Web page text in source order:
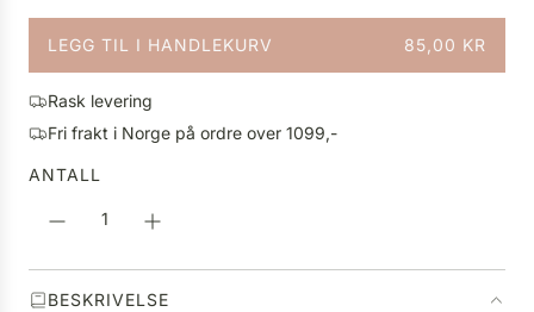
n
i
g
p
i
LEGG TIL I HANDLEKURV 85,00 KR
L
S
T
R
.
Rask levering
Fri frakt i Norge på ordre over 1099,-
ANTALL
BESKRIVELSE